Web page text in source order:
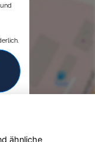
ähnliche